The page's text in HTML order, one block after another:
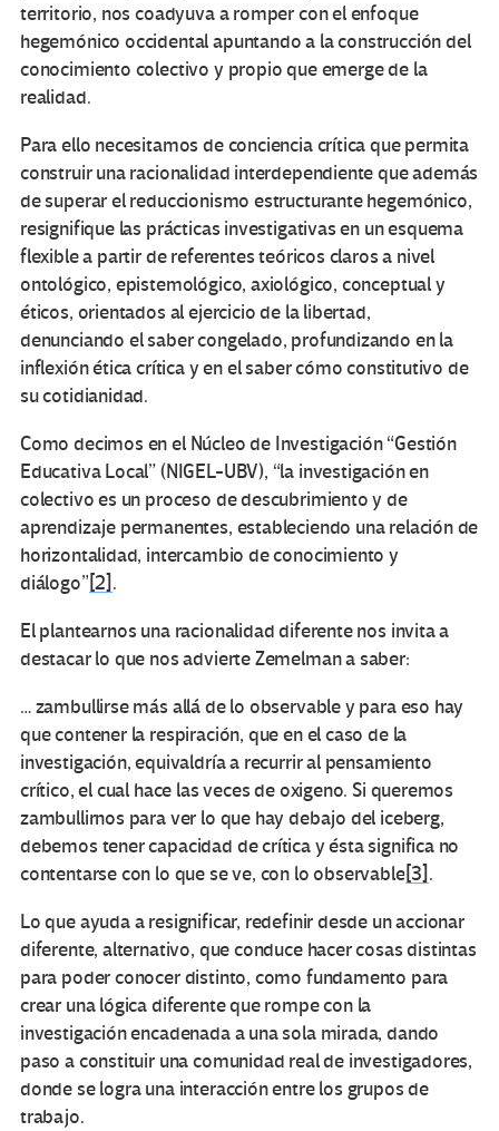
territorio, nos coadyuva a romper con el enfoque
hegemónico occidental apuntando a la construcción del
conocimiento colectivo y propio que emerge de la
realidad.
Para ello necesitamos de conciencia crítica que permita
construir una racionalidad interdependiente que además
de superar el reduccionismo estructurante hegemónico,
resignifique las prácticas investigativas en un esquema
flexible a partir de referentes teóricos claros a nivel
ontológico, epistemológico, axiológico, conceptual y
éticos, orientados al ejercicio de la libertad,
denunciando el saber congelado, profundizando en la
inflexión ética crítica y en el saber cómo constitutivo de
su cotidianidad.
Como decimos en el Núcleo de Investigación “Gestión
Educativa Local” (NIGEL-UBV), “la investigación en
colectivo es un proceso de descubrimiento y de
aprendizaje permanentes, estableciendo una relación de
horizontalidad, intercambio de conocimiento y
diálogo”[2].
El plantearnos una racionalidad diferente nos invita a
destacar lo que nos advierte Zemelman a saber:
… zambullirse más allá de lo observable y para eso hay
que contener la respiración, que en el caso de la
investigación, equivaldría a recurrir al pensamiento
crítico, el cual hace las veces de oxigeno. Si queremos
zambullirnos para ver lo que hay debajo del iceberg,
debemos tener capacidad de crítica y ésta significa no
contentarse con lo que se ve, con lo observable[3].
Lo que ayuda a resignificar, redefinir desde un accionar
diferente, alternativo, que conduce hacer cosas distintas
para poder conocer distinto, como fundamento para
crear una lógica diferente que rompe con la
investigación encadenada a una sola mirada, dando
paso a constituir una comunidad real de investigadores,
donde se logra una interacción entre los grupos de
trabajo.